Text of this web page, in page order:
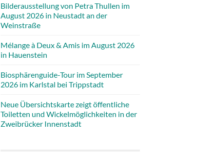
Bilderausstellung von Petra Thullen im
August 2026 in Neustadt an der
Weinstraße
Mélange à Deux & Amis im August 2026
in Hauenstein
Biosphärenguide-Tour im September
2026 im Karlstal bei Trippstadt
Neue Übersichtskarte zeigt öffentliche
Toiletten und Wickelmöglichkeiten in der
Zweibrücker Innenstadt